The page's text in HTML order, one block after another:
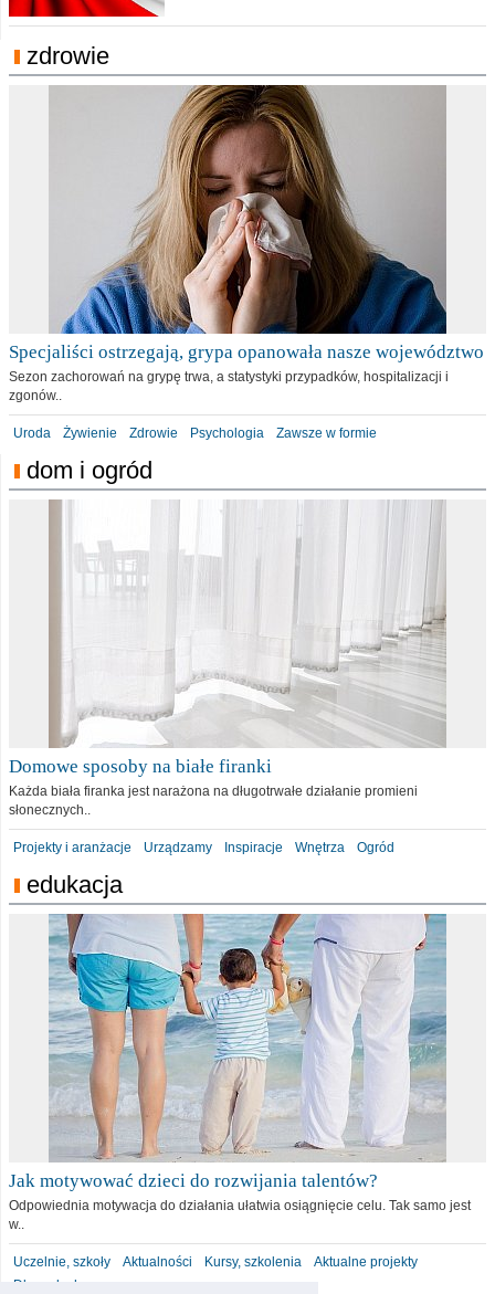
zdrowie
Specjaliści ostrzegają, grypa opanowała nasze województwo
Sezon zachorowań na grypę trwa, a statystyki przypadków, hospitalizacji i
zgonów..
Uroda Żywienie Zdrowie Psychologia Zawsze w formie
dom i ogród
Domowe sposoby na białe firanki
Każda biała firanka jest narażona na długotrwałe działanie promieni
słonecznych..
Projekty i aranżacje Urządzamy Inspiracje Wnętrza Ogród
edukacja
Jak motywować dzieci do rozwijania talentów?
Odpowiednia motywacja do działania ułatwia osiągnięcie celu. Tak samo jest
w..
Uczelnie, szkoły Aktualności Kursy, szkolenia
Aktualne projekty
Dla malucha